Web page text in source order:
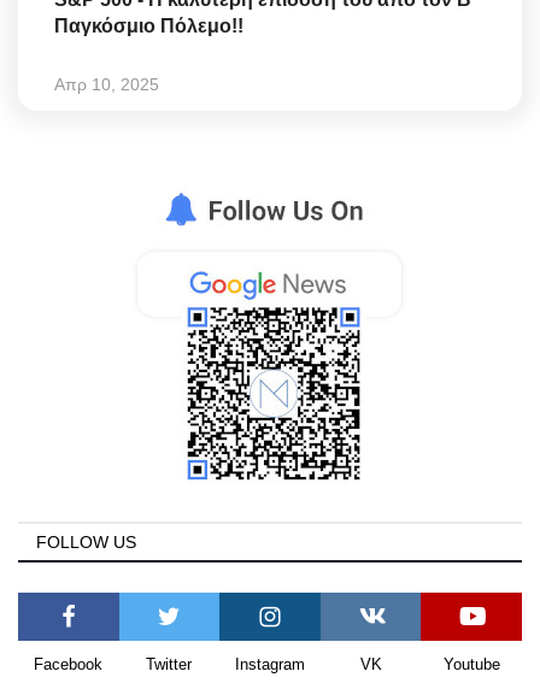
Παγκόσμιο Πόλεμο!!
Απρ 10, 2025
FOLLOW US
Facebook Twitter Instagram VK Youtube